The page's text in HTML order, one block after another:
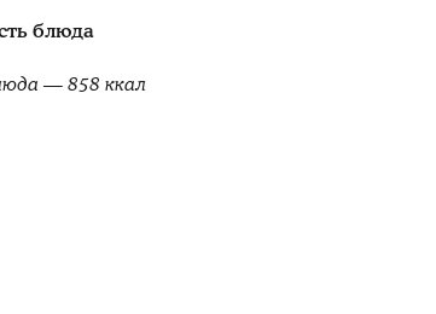
блюда
— 858 ккал